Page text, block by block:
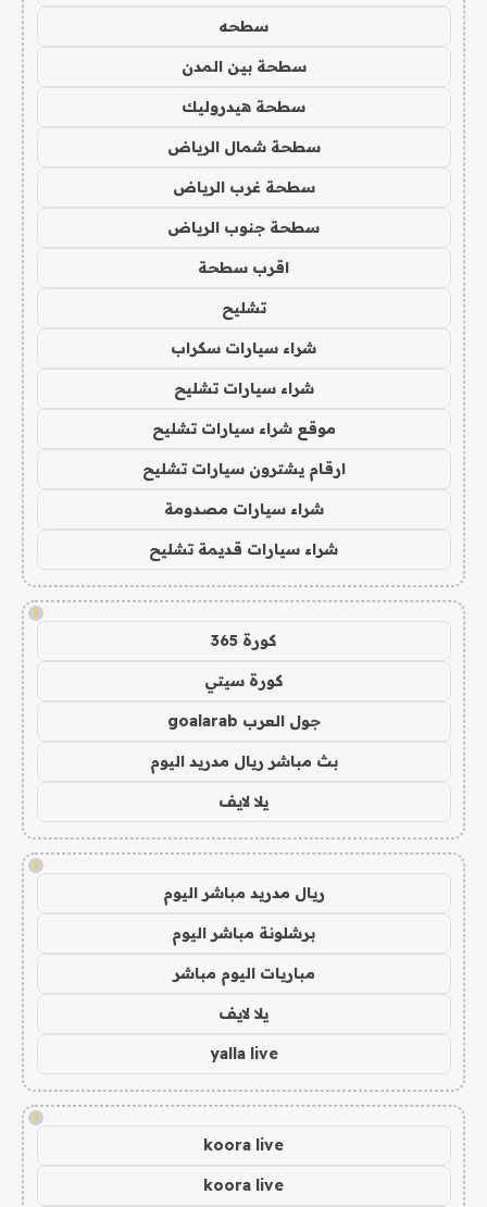
سطحه
سطحة بين المدن
سطحة هيدروليك
سطحة شمال الرياض
سطحة غرب الرياض
سطحة جنوب الرياض
اقرب سطحة
تشليح
شراء سيارات سكراب
شراء سيارات تشليح
موقع شراء سيارات تشليح
ارقام يشترون سيارات تشليح
شراء سيارات مصدومة
شراء سيارات قديمة تشليح
!
كورة 365
كورة سيتي
جول العرب goalarab
بث مباشر ريال مدريد اليوم
يلا لايف
!
ريال مدريد مباشر اليوم
برشلونة مباشر اليوم
مباريات اليوم مباشر
يلا لايف
yalla live
!
koora live
koora live